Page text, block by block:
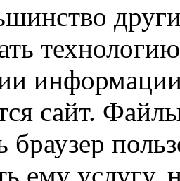
сайт.
браузер
ему услугу,